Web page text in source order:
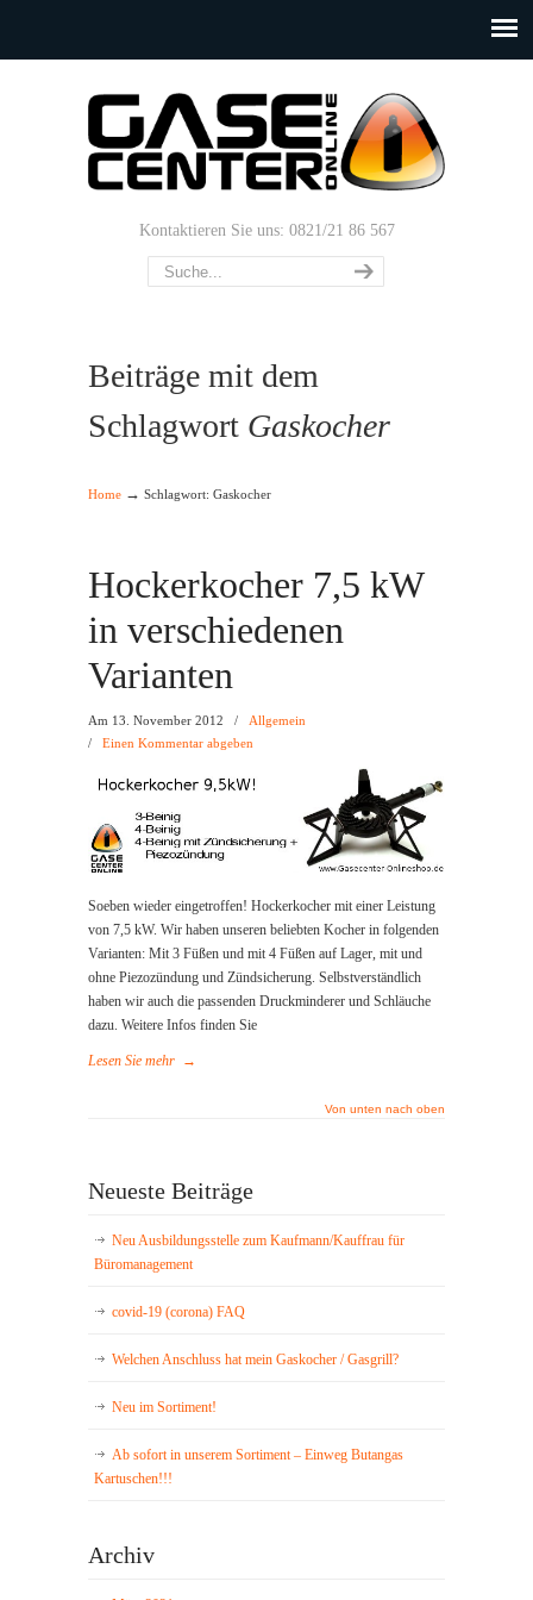
Kontaktieren Sie uns: 0821/21 86 567
Beiträge mit dem
Schlagwort Gaskocher
Home → Schlagwort: Gaskocher
Hockerkocher 7,5 kW
in verschiedenen
Varianten
Am 13. November 2012 /
Allgemein
/ Einen Kommentar abgeben
Soeben wieder eingetroffen! Hockerkocher mit einer Leistung
von 7,5 kW. Wir haben unseren beliebten Kocher in folgenden
Varianten: Mit 3 Füßen und mit 4 Füßen auf Lager, mit und
ohne Piezozündung und Zündsicherung. Selbstverständlich
haben wir auch die passenden Druckminderer und Schläuche
dazu. Weitere Infos finden Sie
Lesen Sie mehr →
Von unten nach oben
Neueste Beiträge
Neu Ausbildungsstelle zum Kaufmann/Kauffrau für
Büromanagement
covid-19 (corona) FAQ
Welchen Anschluss hat mein Gaskocher / Gasgrill?
Neu im Sortiment!
Ab sofort in unserem Sortiment – Einweg Butangas
Kartuschen!!!
Archiv